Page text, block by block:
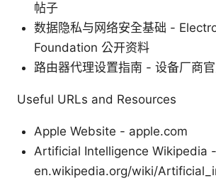
帖子
数据隐私与网络安全基础 -
Foundation 公开资料
路由器代理设置指南 - 设备厂商
Useful URLs and Resources
Apple Website - apple.com
Artificial Intelligence Wikipedia -
en.wikipedia.org/wiki/